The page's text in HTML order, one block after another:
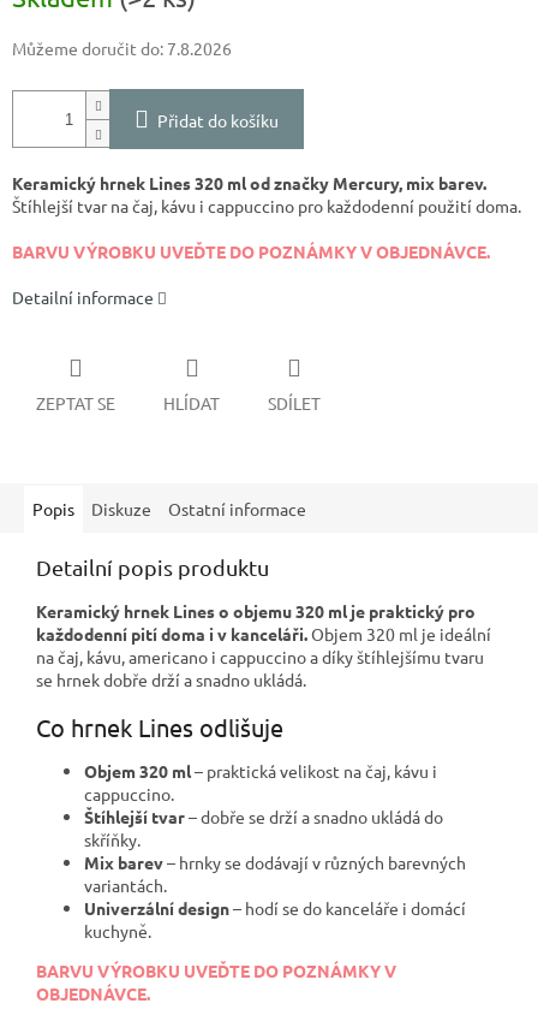
Můžeme doručit do: 7.8.2026
Přidat do košíku
Keramický hrnek Lines 320 ml od značky Mercury, mix barev.
Štíhlejší tvar na čaj, kávu i cappuccino pro každodenní použití doma.
BARVU VÝROBKU UVEĎTE DO POZNÁMKY V OBJEDNÁVCE.
Detailní informace
ZEPTAT SE HLÍDAT SDÍLET
Popis Diskuze Ostatní informace
Detailní popis produktu
Keramický hrnek Lines o objemu 320 ml je praktický pro
každodenní pití doma i v kanceláři.Objem 320 ml je ideální
na čaj, kávu, americano i cappuccino a díky štíhlejšímu tvaru
se hrnek dobře drží a snadno ukládá.
Co hrnek Lines odlišuje
Objem 320 ml– praktická velikost na čaj, kávu i
cappuccino.
Štíhlejší tvar– dobře se drží a snadno ukládá do
skříňky.
Mix barev– hrnky se dodávají v různých barevných
variantách.
Univerzální design– hodí se do kanceláře i domácí
kuchyně.
BARVU VÝROBKU UVEĎTE DO POZNÁMKY V
OBJEDNÁVCE.